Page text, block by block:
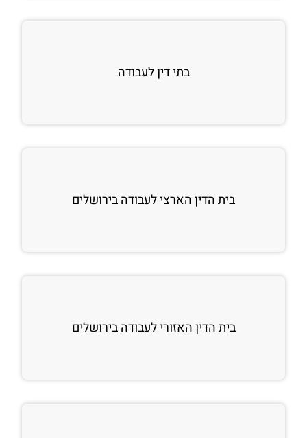
בתי דין לעבודה
בית הדין הארצי לעבודה בירושלים
בית הדין האזורי לעבודה בירושלים